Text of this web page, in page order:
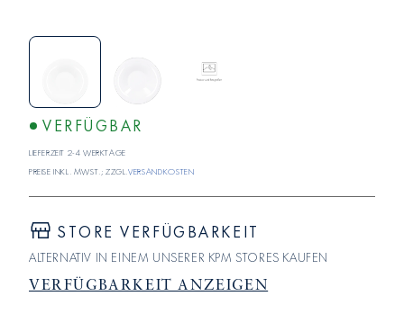
VERFÜGBAR
Lieferzeit 2-4 Werktage
Preise inkl. MwSt.; zzgl. Versandkosten
STORE VERFÜGBARKEIT
ALTERNATIV IN EINEM UNSERER KPM STORES KAUFEN
VERFÜGBARKEIT ANZEIGEN